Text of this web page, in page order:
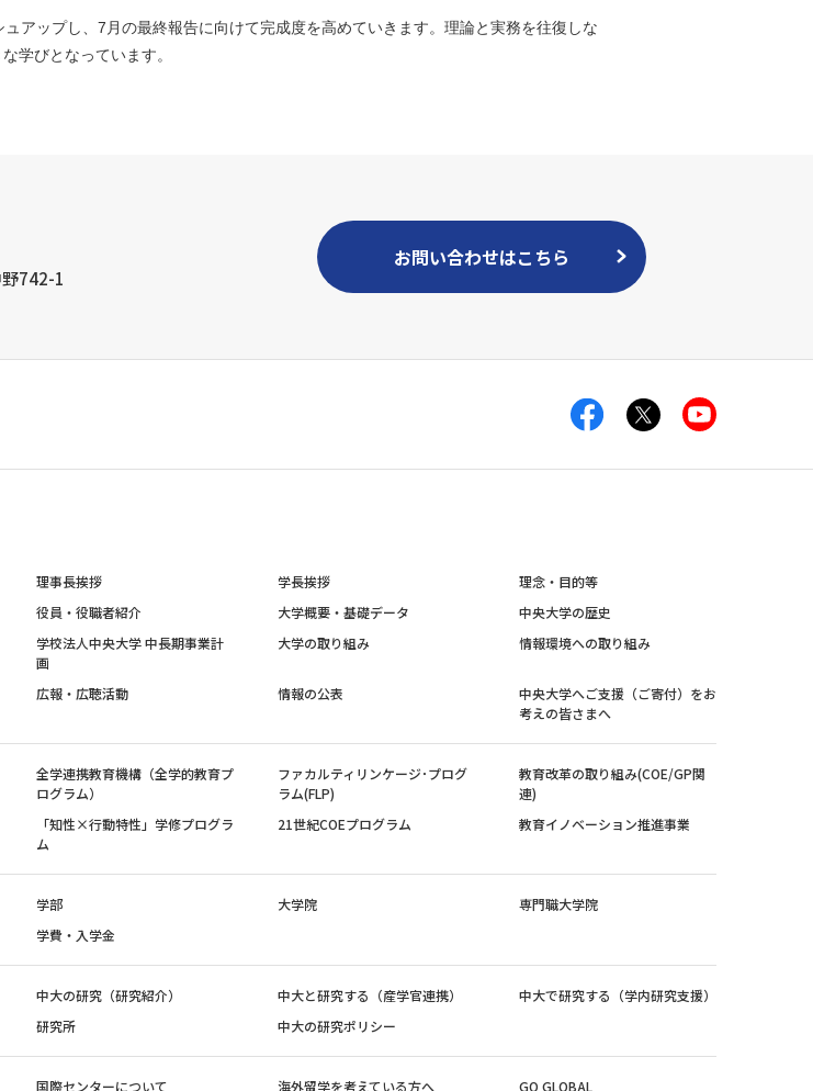
アップし、7月の最終報告に向けて完成度を高めていきます。理論と実務を往復しな
学びとなっています。
742-1
お問い合わせはこちら
理事長挨拶 学長挨拶
理念・目的等
役員・役職者紹介
大学概要・基礎データ
中央大学の歴史
学校法人中央大学 中長期事業計
画
大学の取り組み 情報環境への取り組み
広報・広聴活動 情報の公表
中央大学へご支援（ご寄付）をお
考えの皆さまへ
全学連携教育機構（全学的教育プ
ログラム）
ファカルティリンケージ･プログ
ラム(FLP)
教育改革の取り組み(COE/GP関
連)
「知性×行動特性」学修プログラ
ム
21世紀COEプログラム 教育イノベーション推進事業
学部 大学院
専門職大学院
学費・入学金
中大の研究（研究紹介） 中大と研究する（産学官連携）
中大で研究する（学内研究支援）
研究所
中大の研究ポリシー
国際センターについて 海外留学を考えている方へ
GO GLOBAL